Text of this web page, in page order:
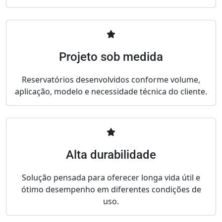
Projeto sob medida
Reservatórios desenvolvidos conforme volume,
aplicação, modelo e necessidade técnica do cliente.
Alta durabilidade
Solução pensada para oferecer longa vida útil e
ótimo desempenho em diferentes condições de
uso.